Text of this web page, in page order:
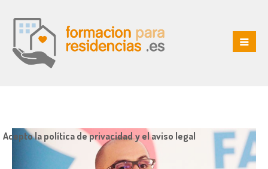
Acepto la política de privacidad y el aviso legal